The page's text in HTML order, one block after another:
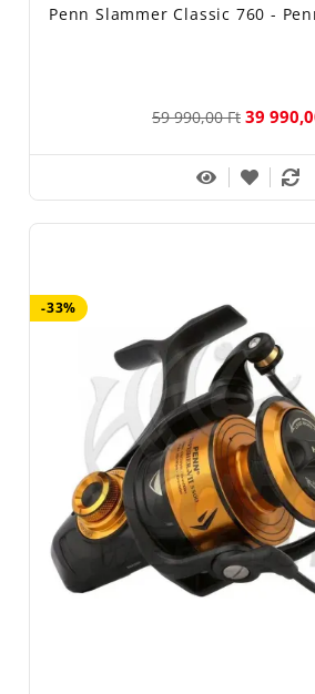
Penn Slammer Classic 760 -
59 990,00 Ft 39
-33%